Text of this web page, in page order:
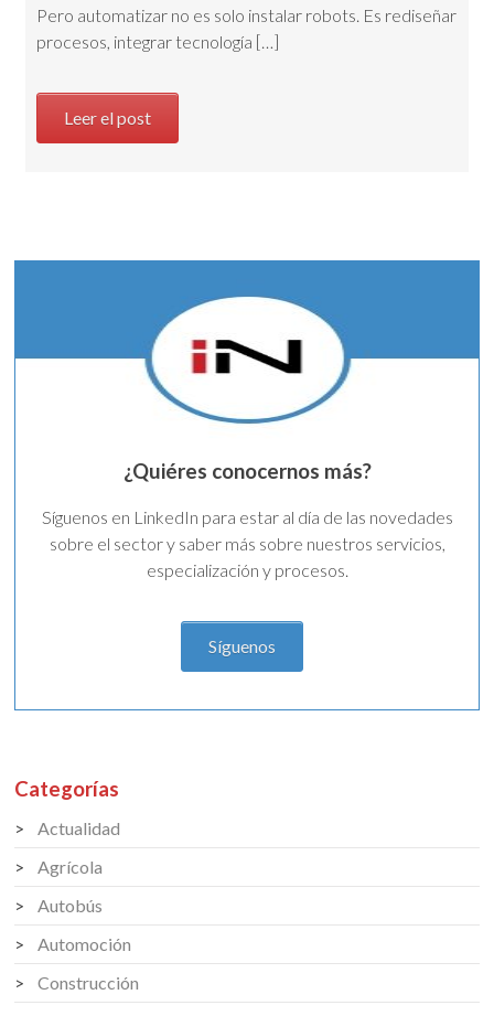
Pero automatizar no es solo instalar robots. Es rediseñar
procesos, integrar tecnología […]
Leer el post
¿Quiéres conocernos más?
Síguenos en LinkedIn para estar al día de las novedades
sobre el sector y saber más sobre nuestros servicios,
especialización y procesos.
Síguenos
Categorías
Actualidad
Agrícola
Autobús
Automoción
Construcción